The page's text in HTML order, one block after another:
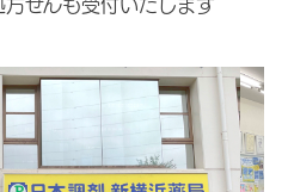
せんも受付いたします